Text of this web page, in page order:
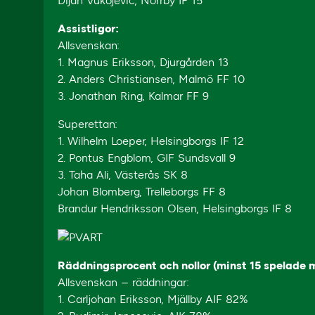
Assistligor:
Allsvenskan:
1. Magnus Eriksson, Djurgården 13
2. Anders Christiansen, Malmö FF 10
3. Jonathan Ring, Kalmar FF 9
Superettan:
1. Wilhelm Loeper, Helsingborgs IF 12
2. Pontus Engblom, GIF Sundsvall 9
3. Taha Ali, Västerås SK 8
Johan Blomberg, Trelleborgs FF 8
Brandur Hendriksson Olsen, Helsingborgs IF 8
Räddningsprocent och nollor (minst 15 spelade
Allsvenskan – räddningar:
1. Carljohan Eriksson, Mjällby AIF 82%